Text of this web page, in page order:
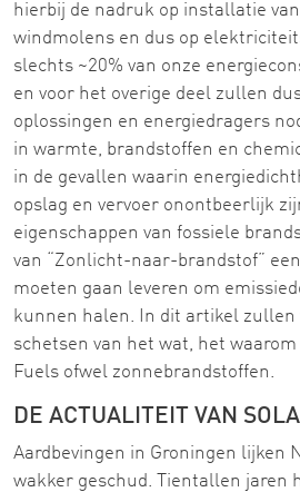
hierbij de nadruk op installatie
windmolens en dus op
slechts ~20% van onze
en voor het overige deel zullen
oplossingen en energiedragers
in warmte, brandstoffen en
in de gevallen waarin
opslag en vervoer onontbeerlijk
eigenschappen van fossiele
van “Zonlicht-naar-brandstof”
moeten gaan leveren om
kunnen halen. In dit artikel zullen
schetsen van het wat, het
Fuels ofwel zonnebrandstoffen.
DE ACTUALITEIT VAN
Aardbevingen in Groningen lijken
wakker geschud. Tientallen jaren